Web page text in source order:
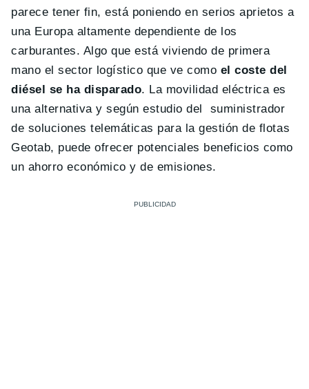
parece tener fin, está poniendo en serios aprietos a
una Europa altamente dependiente de los
carburantes. Algo que está viviendo de primera
mano el sector logístico que ve como el coste del
diésel se ha disparado. La movilidad eléctrica es
una alternativa y según estudio del suministrador
de soluciones telemáticas para la gestión de flotas
Geotab, puede ofrecer potenciales beneficios como
un ahorro económico y de emisiones.